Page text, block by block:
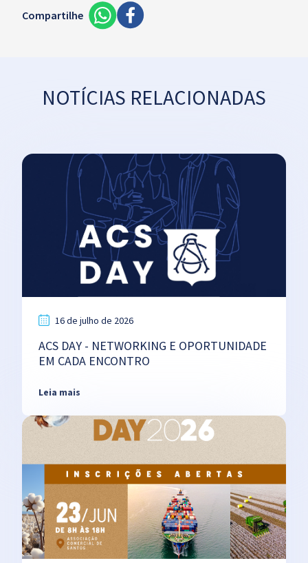
Compartilhe
NOTÍCIAS RELACIONADAS
16 de julho de 2026
ACS DAY - NETWORKING E OPORTUNIDADE
EM CADA ENCONTRO
Leia mais